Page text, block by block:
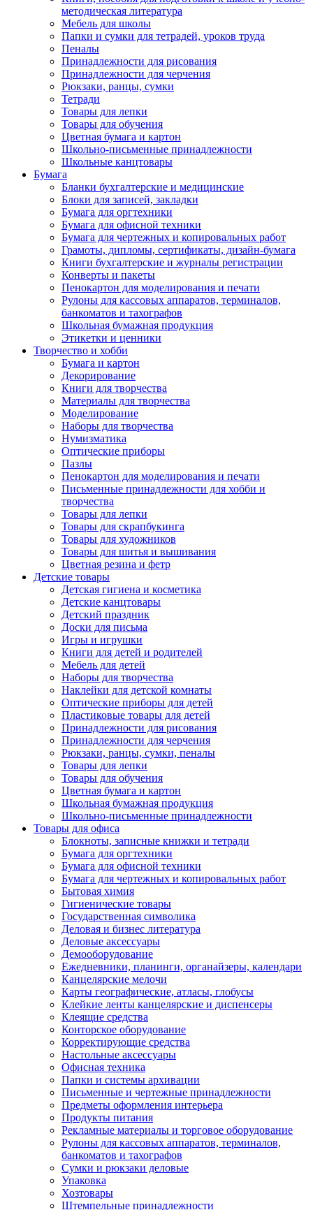
методическая литература
Мебель для школы
Папки и сумки для тетрадей, уроков труда
Пеналы
Принадлежности для рисования
Принадлежности для черчения
Рюкзаки, ранцы, сумки
Тетради
Товары для лепки
Товары для обучения
Цветная бумага и картон
Школьно-письменные принадлежности
Школьные канцтовары
Бумага
Бланки бухгалтерские и медицинские
Блоки для записей, закладки
Бумага для оргтехники
Бумага для офисной техники
Бумага для чертежных и копировальных работ
Грамоты, дипломы, сертификаты, дизайн-бумага
Книги бухгалтерские и журналы регистрации
Конверты и пакеты
Пенокартон для моделирования и печати
Рулоны для кассовых аппаратов, терминалов,
банкоматов и тахографов
Школьная бумажная продукция
Этикетки и ценники
Творчество и хобби
Бумага и картон
Декорирование
Книги для творчества
Материалы для творчества
Моделирование
Наборы для творчества
Нумизматика
Оптические приборы
Пазлы
Пенокартон для моделирования и печати
Письменные принадлежности для хобби и
творчества
Товары для лепки
Товары для скрапбукинга
Товары для художников
Товары для шитья и вышивания
Цветная резина и фетр
Детские товары
Детская гигиена и косметика
Детские канцтовары
Детский праздник
Доски для письма
Игры и игрушки
Книги для детей и родителей
Мебель для детей
Наборы для творчества
Наклейки для детской комнаты
Оптические приборы для детей
Пластиковые товары для детей
Принадлежности для рисования
Принадлежности для черчения
Рюкзаки, ранцы, сумки, пеналы
Товары для лепки
Товары для обучения
Цветная бумага и картон
Школьная бумажная продукция
Школьно-письменные принадлежности
Товары для офиса
Блокноты, записные книжки и тетради
Бумага для оргтехники
Бумага для офисной техники
Бумага для чертежных и копировальных работ
Бытовая химия
Гигиенические товары
Государственная символика
Деловая и бизнес литература
Деловые аксессуары
Демооборудование
Ежедневники, планинги, органайзеры, календари
Канцелярские мелочи
Карты географические, атласы, глобусы
Клейкие ленты канцелярские и диспенсеры
Клеящие средства
Конторское оборудование
Корректирующие средства
Настольные аксессуары
Офисная техника
Папки и системы архивации
Письменные и чертежные принадлежности
Предметы оформления интерьера
Продукты питания
Рекламные материалы и торговое оборудование
Рулоны для кассовых аппаратов, терминалов,
банкоматов и тахографов
Сумки и рюкзаки деловые
Упаковка
Хозтовары
Штемпельные принадлежности